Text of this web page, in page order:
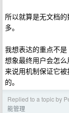
所以就算是无文档
多。
我想表达的重点不
想象最终用户会怎
来说用机制保证它
的。
Replied to a topic by
能管理